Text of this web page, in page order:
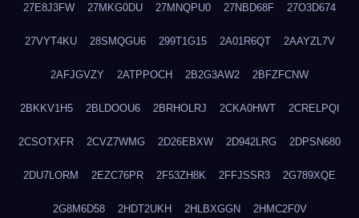
27E8J3FW 27MKG0DU 27MNQPU0 27NBD68F 27O3D674
27VYT4KU 28SMQGU6 299T1G15 2A01R6QT 2AAYZL7V
2AFJGVZY 2ATPPOCH 2B2G3AW2 2BFZFCNW
2BKKV1H5 2BLDOOU6 2BRHOLRJ 2CKA0HWT 2CRELPQI
2CSOTXFR 2CVZ7WMG 2D26EBXW 2D942LRG 2DPSN680
2DU7LORM 2EZC76PR 2F53ZH8K 2FFJSSR3 2G789XQE
2G8M6D58 2HDT2UKH 2HLBXGGN 2HMC2F0V